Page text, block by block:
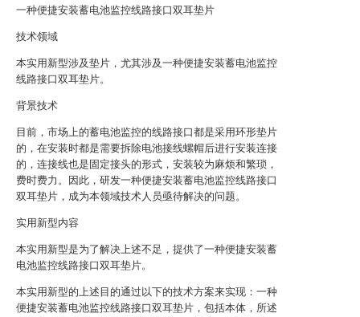
一种便捷安装蓄电池监控线路接口双耳垫片
技术领域
本实用新型涉及垫片，尤其涉及一种便捷安装蓄电池监控
线路接口双耳垫片。
背景技术
目前，市场上的蓄电池监控的线路接口都是采用环形垫片
的，在安装时都是需要拆除电池接线螺帽后进行安装连接
的，连接线也是固定接头的形式，安装较为麻烦和繁琐，
费时费力。因此，研发一种便捷安装蓄电池监控线路接口
双耳垫片，成为本领域技术人员亟待解决的问题。
实用新型内容
本实用新型是为了解决上述不足，提供了一种便捷安装蓄
电池监控线路接口双耳垫片。
本实用新型的上述目的通过以下的技术方案来实现：一种
便捷安装蓄电池监控线路接口双耳垫片，包括本体，所述